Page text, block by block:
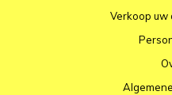
Verkoop uw